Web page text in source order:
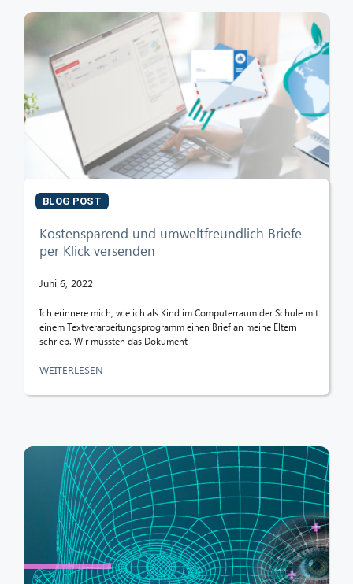
BLOG POST
Kostensparend und umweltfreundlich Briefe
per Klick versenden
Juni 6, 2022
Ich erinnere mich, wie ich als Kind im Computerraum der Schule mit
einem Textverarbeitungsprogramm einen Brief an meine Eltern
schrieb. Wir mussten das Dokument
WEITERLESEN